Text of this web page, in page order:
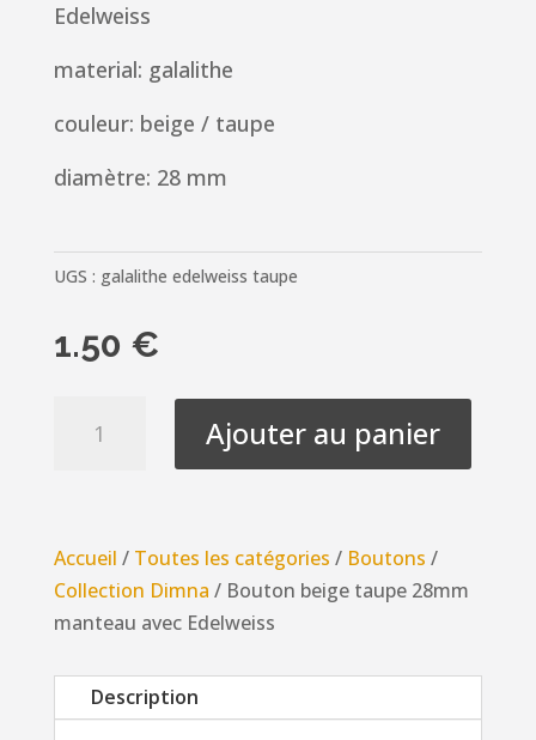
Edelweiss
material: galalithe
couleur: beige / taupe
diamètre: 28 mm
UGS : galalithe edelweiss taupe
1.50 €
28mm
manteau
avec
Edelweiss
Ajouter au panier
Accueil / Toutes les catégories / Boutons /
Collection Dimna / Bouton beige taupe 28mm
manteau avec Edelweiss
Description